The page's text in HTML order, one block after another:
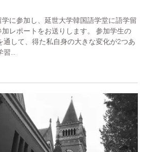
に参加し、延世大学韓国語学堂に語学留
レポートをお送りします。 参加学生の
通して、得た私自身の大きな変化が2つあ
習...